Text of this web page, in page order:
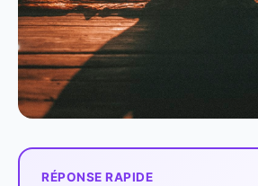
RÉPONSE RAPIDE